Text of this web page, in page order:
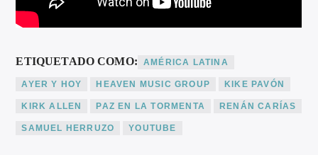
ETIQUETADO COMO: AMÉRICA LATINA
AYER Y HOY HEAVEN MUSIC GROUP KIKE PAVÓN
KIRK ALLEN PAZ EN LA TORMENTA RENÁN CARÍAS
SAMUEL HERRUZO YOUTUBE